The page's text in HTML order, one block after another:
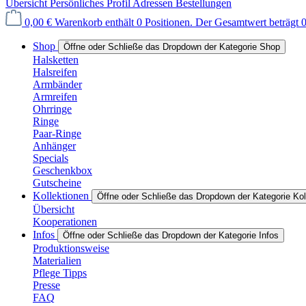
Übersicht Persönliches Profil Adressen Bestellungen
0,00 € Warenkorb enthält 0 Positionen. Der Gesamtwert beträgt
Shop Öffne oder Schließe das Dropdown der Kategorie Shop
Halsketten
Halsreifen
Armbänder
Armreifen
Ohrringe
Ringe
Paar-Ringe
Anhänger
Specials
Geschenkbox
Gutscheine
Kollektionen
Öffne oder Schließe das Dropdown der Kategorie
Übersicht
Kooperationen
Infos
Öffne oder Schließe das Dropdown der Kategorie Infos
Produktionsweise
Materialien
Pflege Tipps
Presse
FAQ